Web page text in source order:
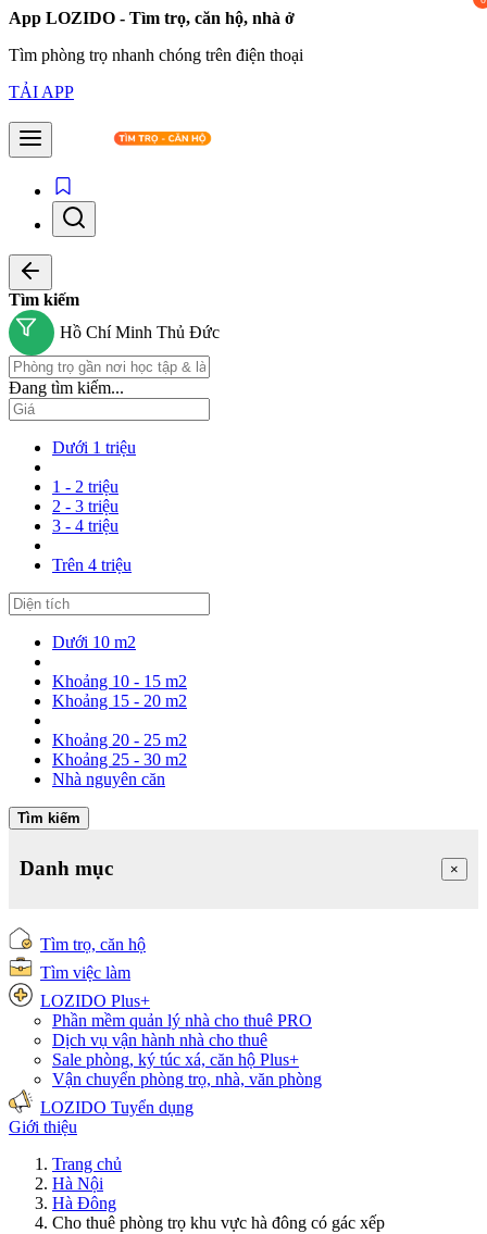
App LOZIDO - Tìm trọ, căn hộ, nhà ở
Tìm phòng trọ nhanh chóng trên điện thoại
TẢI APP
Tìm kiếm
Hồ Chí Minh Thủ Đức
Đang tìm kiếm...
Dưới 1 triệu
1 - 2 triệu
2 - 3 triệu
3 - 4 triệu
Trên 4 triệu
Dưới 10 m2
Khoảng 10 - 15 m2
Khoảng 15 - 20 m2
Khoảng 20 - 25 m2
Khoảng 25 - 30 m2
Nhà nguyên căn
Tìm kiếm
Danh mục ×
Tìm trọ, căn hộ
Tìm việc làm
LOZIDO Plus+
Phần mềm quản lý nhà cho thuê PRO
Dịch vụ vận hành nhà cho thuê
Sale phòng, ký túc xá, căn hộ Plus+
Vận chuyển phòng trọ, nhà, văn phòng
LOZIDO Tuyển dụng
Giới thiệu
Trang chủ
Hà Nội
Hà Đông
Cho thuê phòng trọ khu vực hà đông có gác xếp